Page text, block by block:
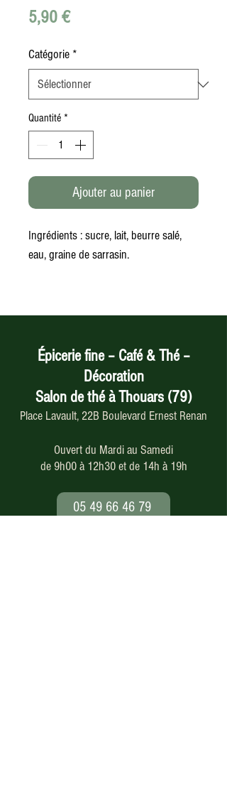
5,90 €Prix
Catégorie *
Quantité *
Ajouter au panier
Ingrédients : sucre, lait, beurre salé,
eau, graine de sarrasin.
Épicerie fine – Café & Thé –
Décoration
Salon de thé à Thouars (79)
Place Lavault, 22B Boulevard Ernest Renan
Ouvert du Mardi au Samedi
de 9h00 à 12h30 et de 14h à 19h
05 49 66 46 79